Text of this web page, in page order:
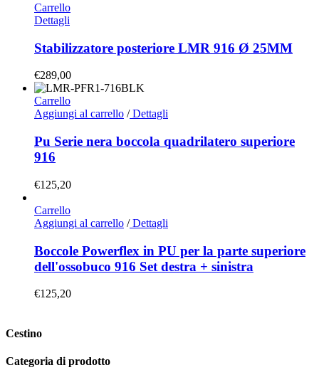
Carrello
Dettagli
Stabilizzatore posteriore LMR 916 Ø 25MM
€289,00
Carrello
Aggiungi al carrello /Dettagli
Pu Serie nera boccola quadrilatero superiore
916
€125,20
Carrello
Aggiungi al carrello /Dettagli
Boccole Powerflex in PU per la parte superiore
dell'ossobuco 916 Set destra + sinistra
€125,20
Cestino
Categoria di prodotto